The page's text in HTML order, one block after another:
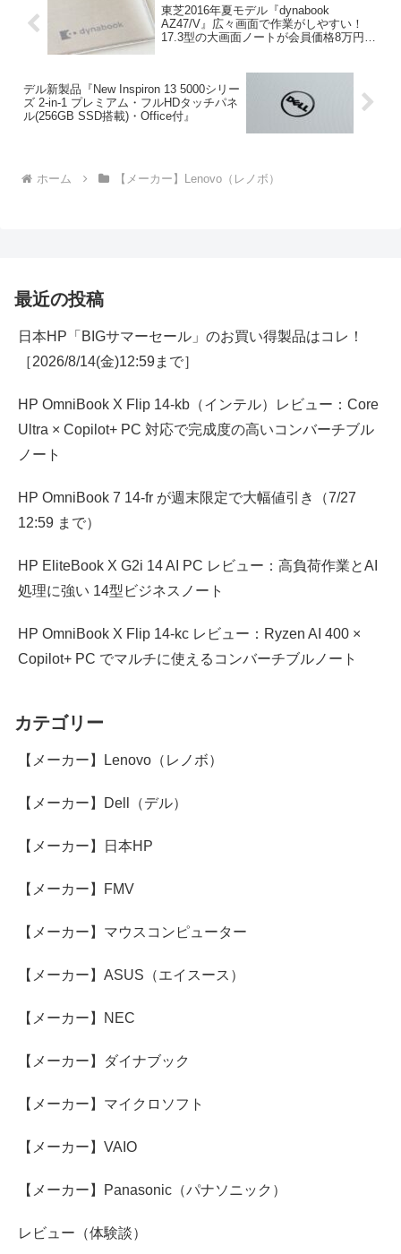
東芝2016年夏モデル『dynabook
AZ47/V』広々画面で作業がしやすい！
17.3型の大画面ノートが会員価格8万円台
デル新製品『New Inspiron 13 5000シリー
ズ 2-in-1 プレミアム・フルHDタッチパネ
ル(256GB SSD搭載)・Office付』
ホーム 【メーカー】Lenovo（レノボ）
最近の投稿
日本HP「BIGサマーセール」のお買い得製品はコレ！
［2026/8/14(金)12:59まで］
HP OmniBook X Flip 14-kb（インテル）レビュー：Core
Ultra × Copilot+ PC 対応で完成度の高いコンバーチブル
ノート
HP OmniBook 7 14-fr が週末限定で大幅値引き（7/27
12:59 まで）
HP EliteBook X G2i 14 AI PC レビュー：高負荷作業とAI
処理に強い 14型ビジネスノート
HP OmniBook X Flip 14-kc レビュー：Ryzen AI 400 ×
Copilot+ PC でマルチに使えるコンバーチブルノート
カテゴリー
【メーカー】Lenovo（レノボ）
【メーカー】Dell（デル）
【メーカー】日本HP
【メーカー】FMV
【メーカー】マウスコンピューター
【メーカー】ASUS（エイスース）
【メーカー】NEC
【メーカー】ダイナブック
【メーカー】マイクロソフト
【メーカー】VAIO
【メーカー】Panasonic（パナソニック）
レビュー（体験談）